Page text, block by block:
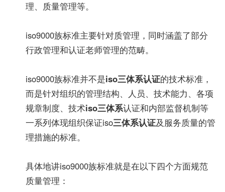
理、质量管理等。
iso9000族标准主要针对质管理，同时涵盖了部分
行政管理和认证老师管理的范畴。
iso9000族标准并不是iso三体系认证的技术标准，
而是针对组织的管理结构、人员、技术能力、各项
规章制度、技术iso三体系认证和内部监督机制等
一系列体现组织保证iso三体系认证及服务质量的管
理措施的标准。
具体地讲iso9000族标准就是在以下四个方面规范
质量管理：